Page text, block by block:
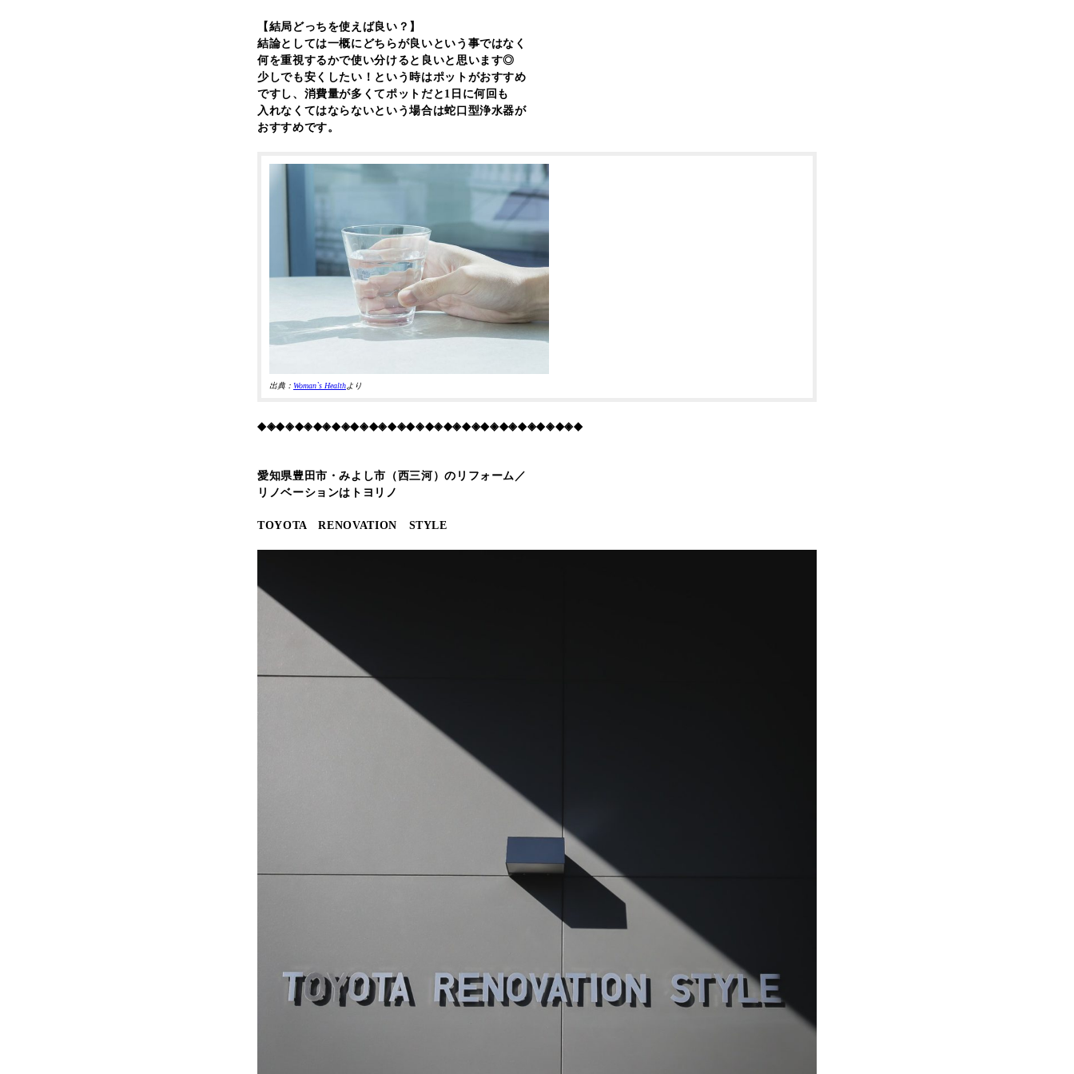
【結局どっちを使えば良い？】
結論としては一概にどちらが良いという事ではなく
何を重視するかで使い分けると良いと思います◎
少しでも安くしたい！という時はポットがおすすめ
ですし、消費量が多くてポットだと1日に何回も
入れなくてはならないという場合は蛇口型浄水器が
おすすめです。
出典： Woman`s Healthより
◆◈◆◈◆◈◆◈◆◈◆◈◆◈◆◈◆◈◆◈◆◈◆◈◆◈◆◈◆◈◆◈◆◈◆
愛知県豊田市・みよし市（西三河）のリフォーム／
リノベーションはトヨリノ
TOYOTA RENOVATION STYLE